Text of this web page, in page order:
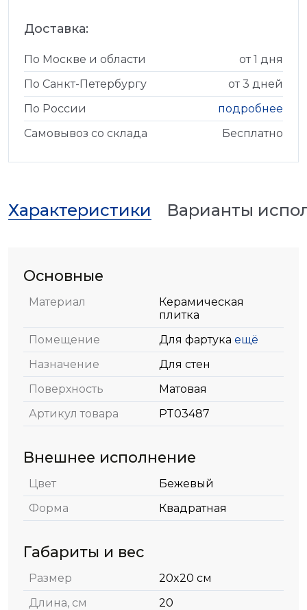
Доставка:
По Москве и области
от 1 дня
По Санкт-Петербургу
от 3 дней
По России
подробнее
Самовывоз со склада
Бесплатно
Характеристики Варианты
Основные
Материал
Керамическая
плитка
Помещение
Для фартука ещё
Назначение
Для стен
Поверхность
Матовая
Артикул товара
PT03487
Внешнее исполнение
Цвет
Бежевый
Форма
Квадратная
Габариты и вес
Размер
20x20 см
Длина, см
20